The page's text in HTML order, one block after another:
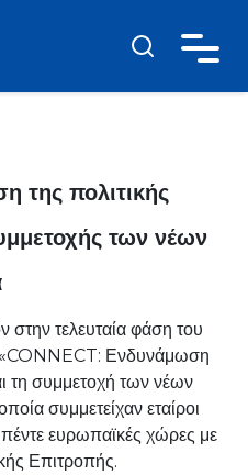
πολιτικής
των νέων
τελευταία φάση του
«CONNECT: Ενδυνάμωση
τη συμμετοχή των νέων
συμμετείχαν εταίροι
πέντε ευρωπαϊκές χώρες με
Επιτροπής.